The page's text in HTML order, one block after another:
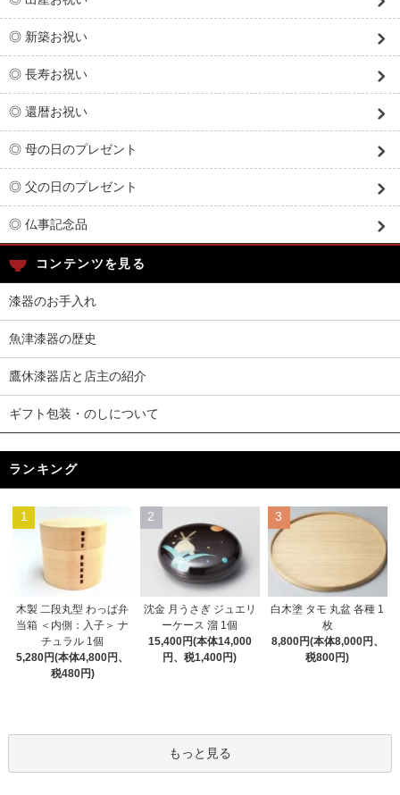
◎ 新築お祝い
◎ 長寿お祝い
◎ 還暦お祝い
◎ 母の日のプレゼント
◎ 父の日のプレゼント
◎ 仏事記念品
コンテンツを見る
漆器のお手入れ
魚津漆器の歴史
鷹休漆器店と店主の紹介
ギフト包装・のしについて
ランキング
1
木製 二段丸型 わっぱ弁
当箱 ＜内側：入子＞ ナ
チュラル 1個
5,280円(本体4,800円、
税480円)
2
沈金 月うさぎ ジュエリ
ーケース 溜 1個
15,400円(本体14,000
円、税1,400円)
3
白木塗 タモ 丸盆 各種 1
枚
8,800円(本体8,000円、
税800円)
もっと見る